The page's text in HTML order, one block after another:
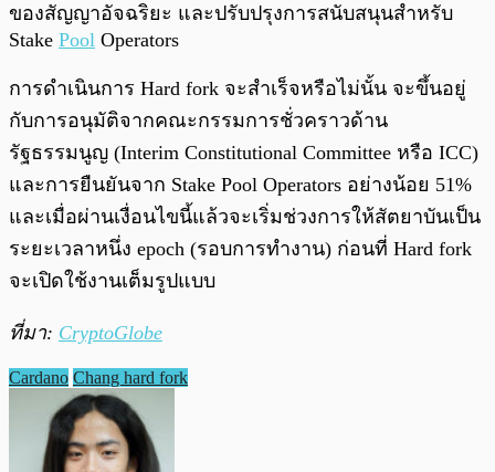
ของสัญญาอัจฉริยะ และปรับปรุงการสนับสนุนสำหรับ
Stake Pool Operators
การดำเนินการ Hard fork จะสำเร็จหรือไม่นั้น จะขึ้นอยู่
กับการอนุมัติจากคณะกรรมการชั่วคราวด้าน
รัฐธรรมนูญ (Interim Constitutional Committee หรือ ICC)
และการยืนยันจาก Stake Pool Operators อย่างน้อย 51%
และเมื่อผ่านเงื่อนไขนี้แล้วจะเริ่มช่วงการให้สัตยาบันเป็น
ระยะเวลาหนึ่ง epoch (รอบการทำงาน) ก่อนที่ Hard fork
จะเปิดใช้งานเต็มรูปแบบ
ที่มา: CryptoGlobe
Cardano Chang hard fork